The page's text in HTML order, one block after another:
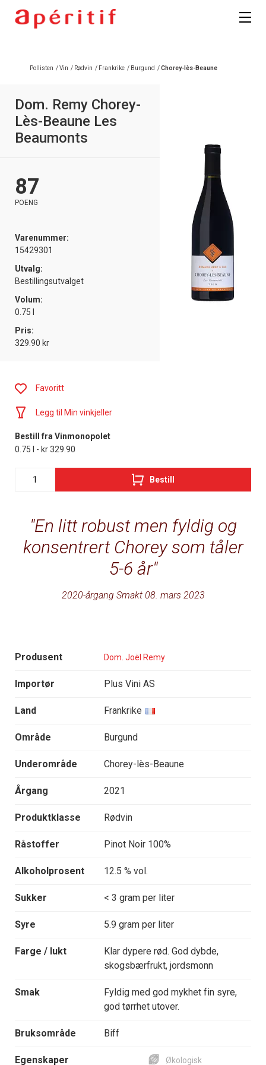
Pollisten /Vin / Rødvin / Frankrike / Burgund /Chorey-lès-Beaune
Dom. Remy Chorey-
Lès-Beaune Les
Beaumonts
87
POENG
Varenummer:
15429301
Utvalg:
Bestillingsutvalget
Volum:
0.75 l
Pris:
329.90 kr
En litt robust men fyldig og
konsentrert Chorey som tåler
5-6 år
2020-årgang Smakt 08. mars 2023
Produsent Dom. Joël Remy
Importør Plus Vini AS
Land Frankrike
Område Burgund
Underområde Chorey-lès-Beaune
Årgang 2021
Produktklasse Rødvin
Råstoffer Pinot Noir 100%
Alkoholprosent 12.5 % vol.
Sukker < 3 gram per liter
Syre 5.9 gram per liter
Farge / lukt
Klar dypere rød. God dybde,
skogsbærfrukt, jordsmonn
Smak
Fyldig med god mykhet fin syre,
god tørrhet utover.
Bruksområde Biff
Egenskaper Økologisk
Favoritt
Legg til Min vinkjeller
Bestill fra Vinmonopolet
0.75 l - kr 329.90
Bestill